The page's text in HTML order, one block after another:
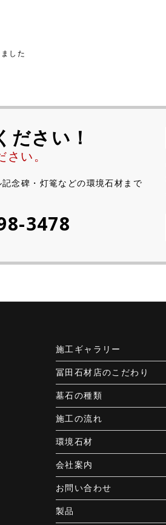
した
ださい！
い。
念碑・灯篭などの環境石材まで
3478
施工ギャラリー
冨田石材店のこだわり
墓石の種類
施工の流れ
環境石材
会社案内
お問い合わせ
製品